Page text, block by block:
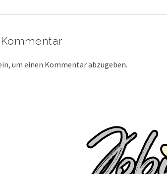
um einen Kommentar abzugeben.